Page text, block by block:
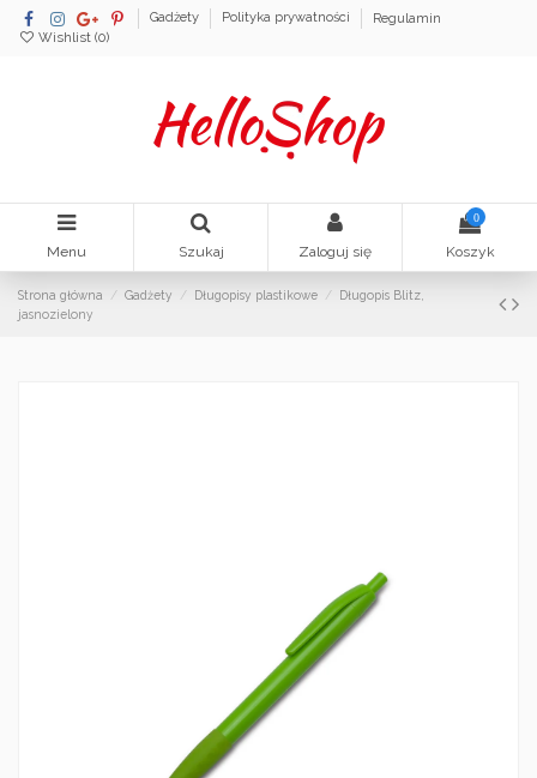
Gadżety Polityka prywatności
Regulamin
Wishlist (0)
Menu Szukaj Zaloguj się
0
Koszyk
Strona główna Gadżety Długopisy plastikowe
Długopis Blitz,
jasnozielony